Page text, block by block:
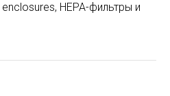
HEPA-фильтры и